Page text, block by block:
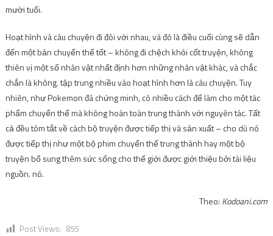
mười tuổi.
Hoạt hình và câu chuyện đi đôi với nhau, và đó là điều cuối cùng sẽ dẫn
đến một bản chuyển thể tốt – không đi chệch khỏi cốt truyện, không
thiên vị một số nhân vật nhất định hơn những nhân vật khác, và chắc
chắn là không. tập trung nhiều vào hoạt hình hơn là câu chuyện. Tuy
nhiên, như Pokemon đã chứng minh, có nhiều cách để làm cho một tác
phẩm chuyển thể mà không hoàn toàn trung thành với nguyên tác. Tất
cả đều tóm tắt về cách bộ truyện được tiếp thị và sản xuất – cho dù nó
được tiếp thị như một bộ phim chuyển thể trung thành hay một bộ
truyện bổ sung thêm sức sống cho thế giới được giới thiệu bởi tài liệu
nguồn. nó.
Theo: Kodoani.com
Post Views: 855